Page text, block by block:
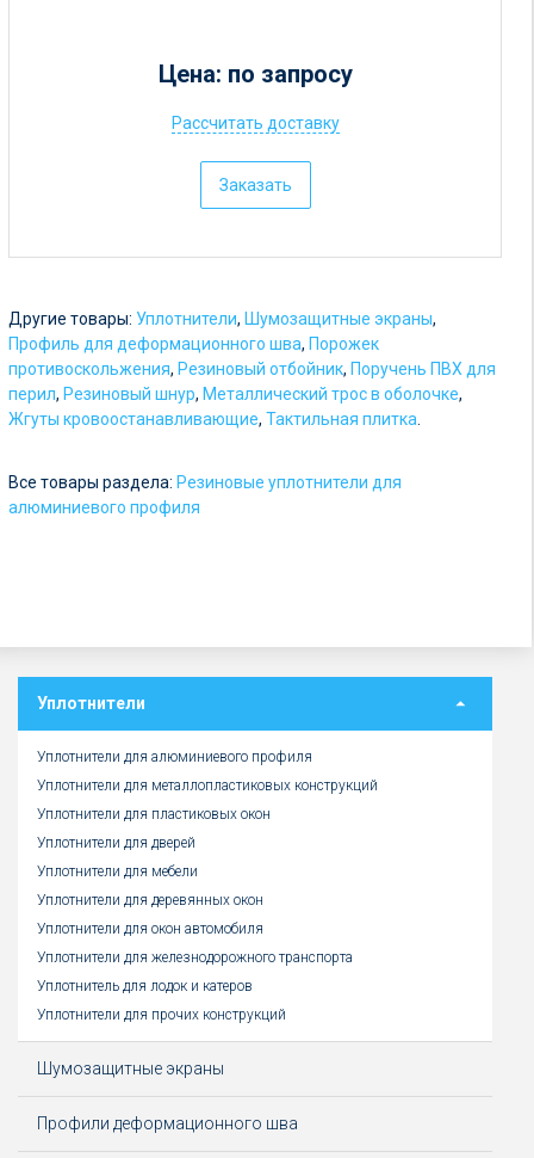
Цена: по запросу
о
т
5
р
б
.
Рассчитать доставку
Заказать
Другие товары: Уплотнители, Шумозащитные экраны,
Профиль для деформационного шва, Порожек
противоскольжения, Резиновый отбойник, Поручень ПВХ для
перил, Резиновый шнур, Металлический трос в оболочке,
Жгуты кровоостанавливающие, Тактильная плитка.
Все товары раздела: Резиновые уплотнители для
алюминиевого профиля
Уплотнители
Уплотнители для алюминиевого профиля
Уплотнители для металлопластиковых конструкций
Уплотнители для пластиковых окон
Уплотнители для дверей
Уплотнители для мебели
Уплотнители для деревянных окон
Уплотнители для окон автомобиля
Уплотнители для железнодорожного транспорта
Уплотнитель для лодок и катеров
Уплотнители для прочих конструкций
Шумозащитные экраны
Профили деформационного шва